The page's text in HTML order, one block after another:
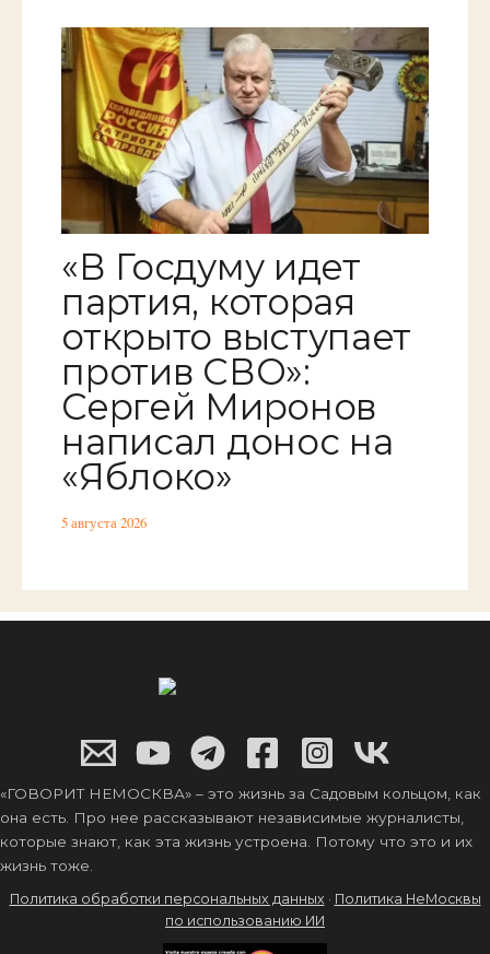
«В Госдуму идет
партия, которая
открыто выступает
против СВО»:
Сергей Миронов
написал донос на
«Яблоко»
5 августа 2026
«ГОВОРИТ НЕМОСКВА» – это жизнь за Садовым кольцом, как
она есть. Про нее рассказывают независимые журналисты,
которые знают, как эта жизнь устроена. Потому что это и их
жизнь тоже.
Политика обработки персональных данных · Политика НеМосквы
по использованию ИИ